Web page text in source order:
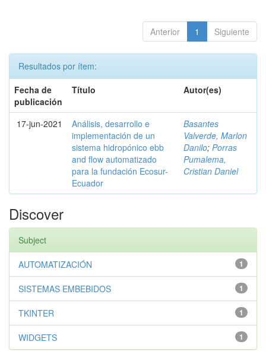
Anterior 1 Siguiente
Resultados por ítem:
Fecha de
publicación
Título Autor(es)
17-jun-2021
Análisis, desarrollo e
implementación de un
sistema hidropónico ebb
and flow automatizado
para la fundación Ecosur-
Ecuador
Basantes
Valverde, Marlon
Danilo; Porras
Pumalema,
Cristian Daniel
Discover
Subject
1
AUTOMATIZACIÓN
1
SISTEMAS EMBEBIDOS
1
TKINTER
1
WIDGETS